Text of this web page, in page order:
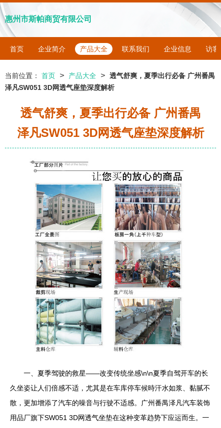
惠州市斯帕商贸有限公司
首页 企业简介 产品大全 联系我们 企业信息 访客
当前位置： 首页 > 产品大全 > 透气舒爽，夏季出行必备 广州番禺
泽凡SW051 3D网透气座垫深度解析
透气舒爽，夏季出行必备 广州番禺
泽凡SW051 3D网透气座垫深度解析
一、夏季驾驶的救星——改变传统坐感\n\n夏季自驾开车的长
久坐姿让人们倍感不适，尤其是在车库停车候時汗水如浆、黏腻不
散，更加增添了汽车的噪音与行驶不适感。广州番禺泽凡汽车装饰
用品厂旗下SW051 3D网透气坐垫在这种变革趋势下应运而生。一